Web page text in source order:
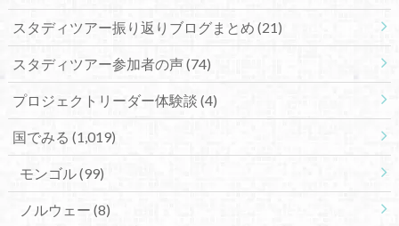
スタディツアー振り返りブログまとめ (21)
スタディツアー参加者の声(74)
プロジェクトリーダー体験談 (4)
国でみる (1,019)
モンゴル(99)
ノルウェー (8)